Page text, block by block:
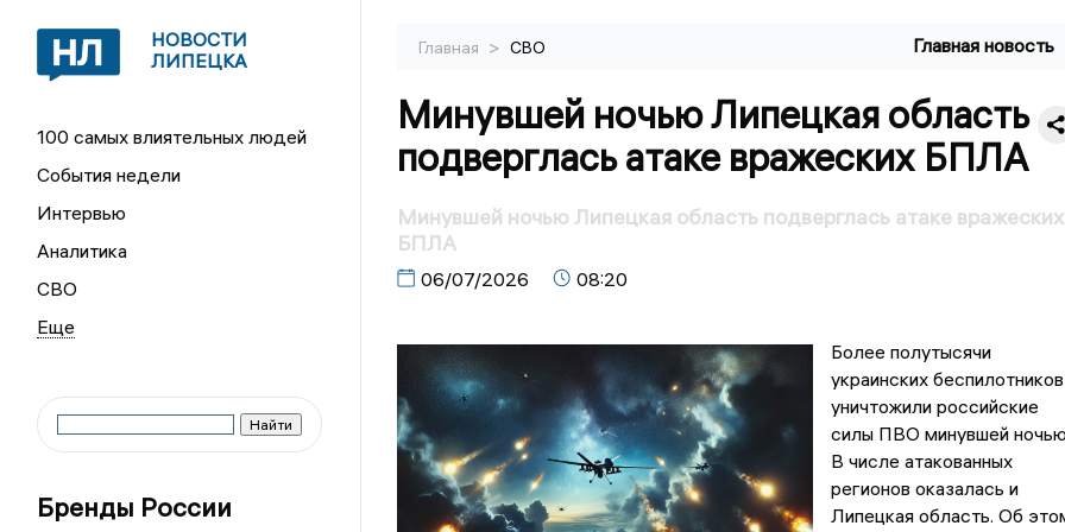
НОВОСТИ
ЛИПЕЦКА
100 самых влиятельных людей
События недели
Интервью
Аналитика
СВО
Бренды России
Главная > СВО Главная новость
Минувшей ночью Липецкая область
подверглась атаке вражеских БПЛА
Минувшей ночью Липецкая область подверглась атаке вражеских
БПЛА
06/07/2026 08:20
Более полутысячи
украинских беспилотников
уничтожили российские
силы ПВО минувшей
В числе атакованных
регионов оказалась и
Липецкая область. Об